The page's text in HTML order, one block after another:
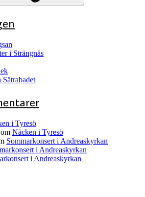
i Strängnäs
i Tyresö
om Näcken i Tyresö
Sommarkonsert i Andreaskyrkan
i Andreaskyrkan
i Andreaskyrkan